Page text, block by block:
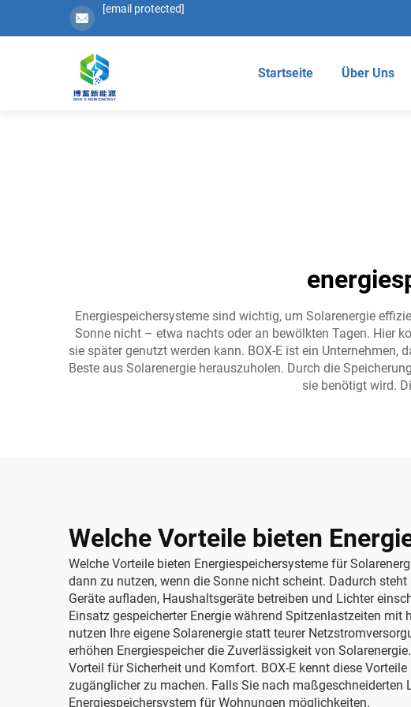
[email protected]
Startseite Über Uns
Energiespeichersysteme sind wichtig, um Solarenergie
Sonne nicht – etwa nachts oder an bewölkten Tagen. Hier
sie später genutzt werden kann. BOX-E ist ein
Beste aus Solarenergie herauszuholen. Durch die
sie benötigt wird.
Welche Vorteile bieten
Welche Vorteile bieten Energiespeichersysteme für
dann zu nutzen, wenn die Sonne nicht scheint. Dadurch
Geräte aufladen, Haushaltsgeräte betreiben und Lichter
Einsatz gespeicherter Energie während Spitzenlastzeiten
nutzen Ihre eigene Solarenergie statt teurer
erhöhen Energiespeicher die Zuverlässigkeit von
Vorteil für Sicherheit und Komfort. BOX-E kennt diese
zugänglicher zu machen. Falls Sie nach maßgeschneiderten
Energiespeichersystem für Wohnungen möglichkeiten.